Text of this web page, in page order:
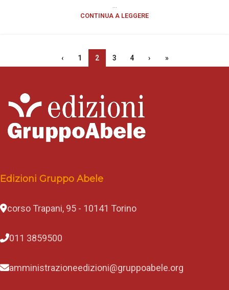
...
CONTINUA A LEGGERE
‹ 1 2 3 4 › »
Edizioni Gruppo Abele
corso Trapani, 95 - 10141 Torino
011 3859500
amministrazioneedizioni@gruppoabele.org